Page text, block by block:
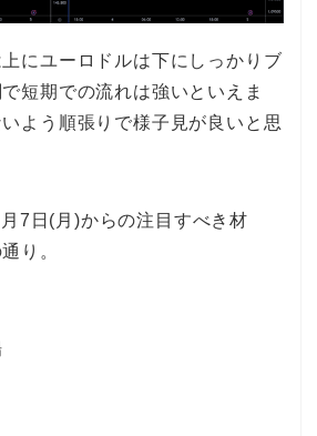
にユーロドルは下にしっかりブ
短期での流れは強いといえま
よう順張りで様子見が良いと思
7日(月)からの注目すべき材
り。